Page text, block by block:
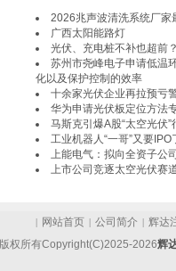
2026兆声波清洗系统厂家
广西太阳能路灯
光伏、充电桩不补也超前
苏州市尧峰电子申请低温
化以及保护控制的效率
十余家光伏企业再拉预亏
华为申请光伏板定位方法
马斯克引爆A股“太空光伏
工业机器人“一哥”又要IPO
上能电气：拟向全资子公
上市公司竞逐太空光伏赛
| 网站首页 | 公司简介 | 辉达
版权所有Copyright(C)2025-2026辉